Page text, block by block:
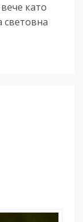
като
световна